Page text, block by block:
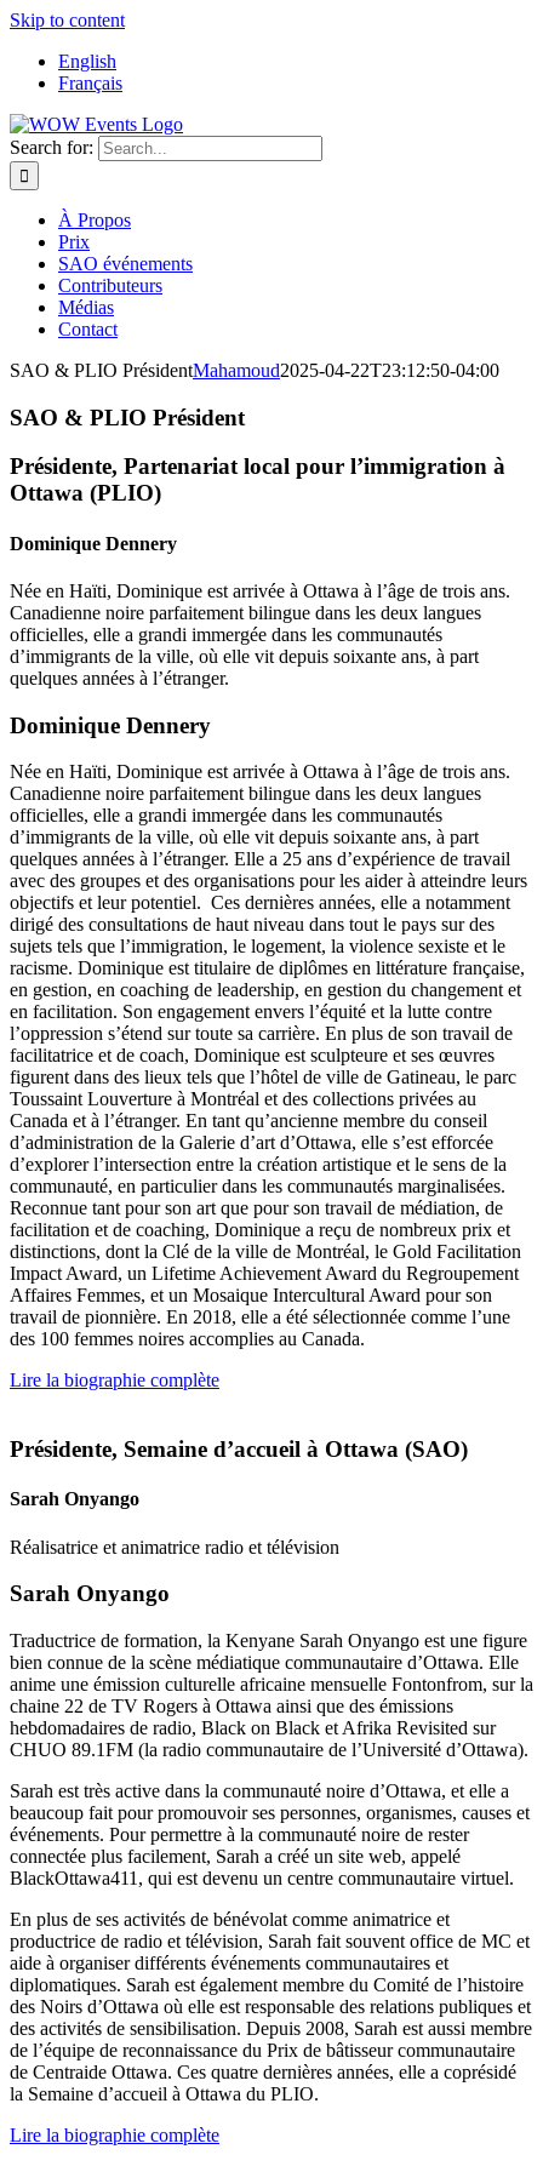
Skip to content
English
Français
Search for:
À Propos
Prix
SAO événements
Contributeurs
Médias
Contact
SAO & PLIO PrésidentMahamoud2025-04-22T23:12:50-04:00
SAO & PLIO Président
Présidente, Partenariat local pour l’immigration à
Ottawa (PLIO)
Dominique Dennery
Née en Haïti, Dominique est arrivée à Ottawa à l’âge de trois ans.
Canadienne noire parfaitement bilingue dans les deux langues
officielles, elle a grandi immergée dans les communautés
d’immigrants de la ville, où elle vit depuis soixante ans, à part
quelques années à l’étranger.
Dominique Dennery
Née en Haïti, Dominique est arrivée à Ottawa à l’âge de trois ans.
Canadienne noire parfaitement bilingue dans les deux langues
officielles, elle a grandi immergée dans les communautés
d’immigrants de la ville, où elle vit depuis soixante ans, à part
quelques années à l’étranger. Elle a 25 ans d’expérience de travail
avec des groupes et des organisations pour les aider à atteindre leurs
objectifs et leur potentiel. Ces dernières années, elle a notamment
dirigé des consultations de haut niveau dans tout le pays sur des
sujets tels que l’immigration, le logement, la violence sexiste et le
racisme. Dominique est titulaire de diplômes en littérature française,
en gestion, en coaching de leadership, en gestion du changement et
en facilitation. Son engagement envers l’équité et la lutte contre
l’oppression s’étend sur toute sa carrière. En plus de son travail de
facilitatrice et de coach, Dominique est sculpteure et ses œuvres
figurent dans des lieux tels que l’hôtel de ville de Gatineau, le parc
Toussaint Louverture à Montréal et des collections privées au
Canada et à l’étranger. En tant qu’ancienne membre du conseil
d’administration de la Galerie d’art d’Ottawa, elle s’est efforcée
d’explorer l’intersection entre la création artistique et le sens de la
communauté, en particulier dans les communautés marginalisées.
Reconnue tant pour son art que pour son travail de médiation, de
facilitation et de coaching, Dominique a reçu de nombreux prix et
distinctions, dont la Clé de la ville de Montréal, le Gold Facilitation
Impact Award, un Lifetime Achievement Award du Regroupement
Affaires Femmes, et un Mosaique Intercultural Award pour son
travail de pionnière. En 2018, elle a été sélectionnée comme l’une
des 100 femmes noires accomplies au Canada.
Lire la biographie complète
Présidente, Semaine d’accueil à Ottawa (SAO)
Sarah Onyango
Réalisatrice et animatrice radio et télévision
Sarah Onyango
Traductrice de formation, la Kenyane Sarah Onyango est une figure
bien connue de la scène médiatique communautaire d’Ottawa. Elle
anime une émission culturelle africaine mensuelle Fontonfrom, sur la
chaine 22 de TV Rogers à Ottawa ainsi que des émissions
hebdomadaires de radio, Black on Black et Afrika Revisited sur
CHUO 89.1FM (la radio communautaire de l’Université d’Ottawa).
Sarah est très active dans la communauté noire d’Ottawa, et elle a
beaucoup fait pour promouvoir ses personnes, organismes, causes et
événements. Pour permettre à la communauté noire de rester
connectée plus facilement, Sarah a créé un site web, appelé
BlackOttawa411, qui est devenu un centre communautaire virtuel.
En plus de ses activités de bénévolat comme animatrice et
productrice de radio et télévision, Sarah fait souvent office de MC et
aide à organiser différents événements communautaires et
diplomatiques. Sarah est également membre du Comité de l’histoire
des Noirs d’Ottawa où elle est responsable des relations publiques et
des activités de sensibilisation. Depuis 2008, Sarah est aussi membre
de l’équipe de reconnaissance du Prix de bâtisseur communautaire
de Centraide Ottawa. Ces quatre dernières années, elle a coprésidé
la Semaine d’accueil à Ottawa du PLIO.
Lire la biographie complète